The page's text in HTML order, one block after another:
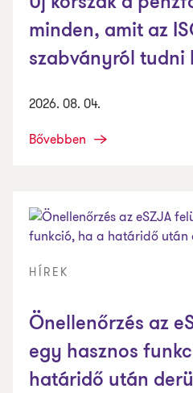
minden, amit az
szabványról tudni
2026. 08. 04.
Bővebben
HÍREK
Önellenőrzés az
egy hasznos
határidő után